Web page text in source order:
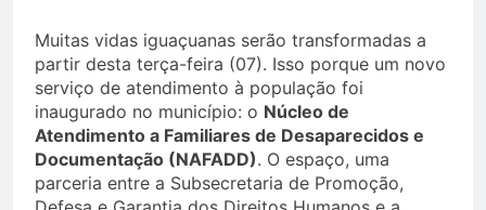
Muitas vidas iguaçuanas serão transformadas a
partir desta terça-feira (07). Isso porque um novo
serviço de atendimento à população foi
inaugurado no município: o Núcleo de
Atendimento a Familiares de Desaparecidos e
Documentação (NAFADD). O espaço, uma
parceria entre a Subsecretaria de Promoção,